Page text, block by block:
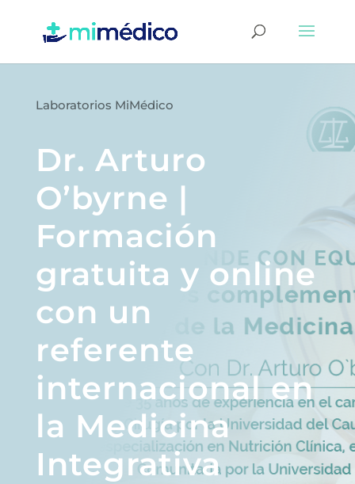
Laboratorios MiMédico
Dr. Arturo
O’byrne |
Formación
gratuita y online
con un
referente
internacional en
la Medicina
Integrativa